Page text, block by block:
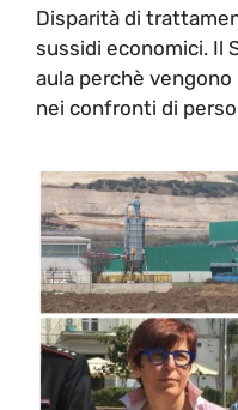
Disparità di
sussidi economici. Il
aula perchè
nei confronti di